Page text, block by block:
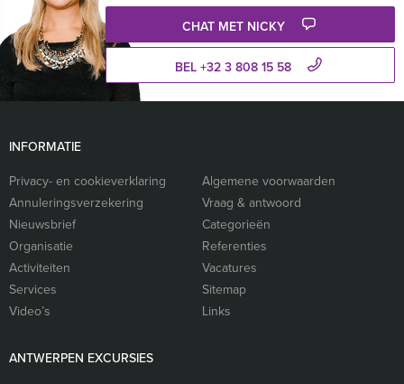
CHAT MET NICKY
BEL +32 3 808 15 58
INFORMATIE
Privacy- en cookieverklaring
Algemene voorwaarden
Annuleringsverzekering
Vraag & antwoord
Nieuwsbrief
Categorieën
Organisatie
Referenties
Activiteiten
Vacatures
Services
Sitemap
Video’s
Links
ANTWERPEN EXCURSIES